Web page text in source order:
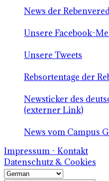
News der
Unsere Facebook-
Unsere Tweets
Rebsortentage der
Newsticker des
(externer Link)
News vom Campus
Impressum - Kontakt
Datenschutz & Cookies